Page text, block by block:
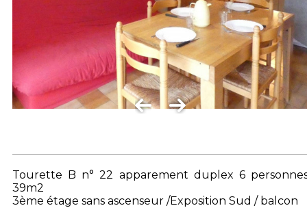
Tourette B n° 22 apparement duplex 6
39m2
3ème étage sans ascenseur /Exposition Sud / balcon